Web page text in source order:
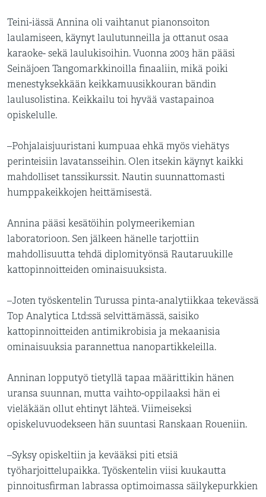
Teini-iässä Annina oli vaihtanut pianonsoiton
laulamiseen, käynyt laulutunneilla ja ottanut osaa
karaoke- sekä laulukisoihin. Vuonna 2003 hän pääsi
Seinäjoen Tangomarkkinoilla finaaliin, mikä poiki
menestyksekkään keikkamuusikkouran bändin
laulusolistina. Keikkailu toi hyvää vastapainoa
opiskelulle.
–Pohjalaisjuuristani kumpuaa ehkä myös viehätys
perinteisiin lavatansseihin. Olen itsekin käynyt kaikki
mahdolliset tanssikurssit. Nautin suunnattomasti
humppakeikkojen heittämisestä.
Annina pääsi kesätöihin polymeerikemian
laboratorioon. Sen jälkeen hänelle tarjottiin
mahdollisuutta tehdä diplomityönsä Rautaruukille
kattopinnoitteiden ominaisuuksista.
–Joten työskentelin Turussa pinta-analytiikkaa tekevässä
Top Analytica Ltd:ssä selvittämässä, saisiko
kattopinnoitteiden antimikrobisia ja mekaanisia
ominaisuuksia parannettua nanopartikkeleilla.
Anninan lopputyö tietyllä tapaa määrittikin hänen
uransa suunnan, mutta vaihto-oppilaaksi hän ei
vieläkään ollut ehtinyt lähteä. Viimeiseksi
opiskeluvuodekseen hän suuntasi Ranskaan Roueniin.
–Syksy opiskeltiin ja kevääksi piti etsiä
työharjoittelupaikka. Työskentelin viisi kuukautta
pinnoitusfirman labrassa optimoimassa säilykepurkkien